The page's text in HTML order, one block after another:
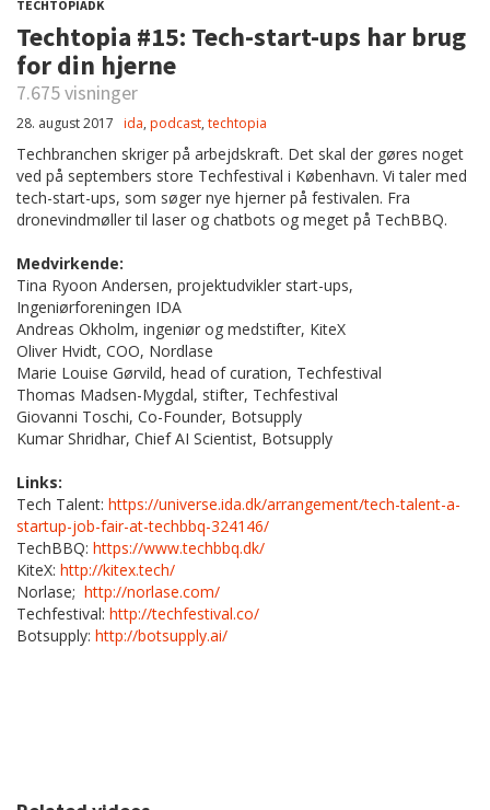
TECHTOPIADK
Techtopia #15: Tech-start-ups har brug
for din hjerne
7.675 visninger
28. august 2017 ida, podcast, techtopia
Techbranchen skriger på arbejdskraft. Det skal der gøres noget
ved på septembers store Techfestival i København. Vi taler med
tech-start-ups, som søger nye hjerner på festivalen. Fra
dronevindmøller til laser og chatbots og meget på TechBBQ.
Medvirkende:
Tina Ryoon Andersen, projektudvikler start-ups,
Ingeniørforeningen IDA
Andreas Okholm, ingeniør og medstifter, KiteX
Oliver Hvidt, COO, Nordlase
Marie Louise Gørvild, head of curation, Techfestival
Thomas Madsen-Mygdal, stifter, Techfestival
Giovanni Toschi, Co-Founder, Botsupply
Kumar Shridhar, Chief AI Scientist, Botsupply
Links:
Tech Talent: https://universe.ida.dk/arrangement/tech-talent-a-
startup-job-fair-at-techbbq-324146/
TechBBQ: https://www.techbbq.dk/
KiteX: http://kitex.tech/
Norlase; http://norlase.com/
Techfestival: http://techfestival.co/
Botsupply: http://botsupply.ai/